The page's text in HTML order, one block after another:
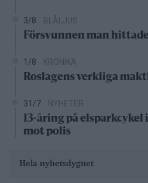
3/8 BLÅLJUS
Försvunnen man
1/8 KRÖNIKA
Roslagens verkliga
31/7 NYHETER
13-åring på
mot polis
Hela nyhetsdygnet